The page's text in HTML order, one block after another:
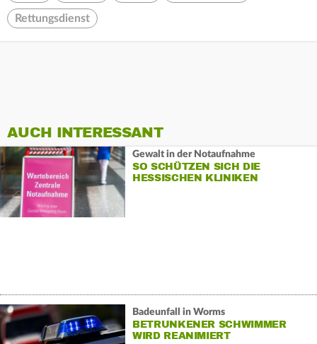
Rettungsdienst
AUCH INTERESSANT
Gewalt in der Notaufnahme
SO SCHÜTZEN SICH DIE
HESSISCHEN KLINIKEN
Badeunfall in Worms
BETRUNKENER SCHWIMMER
WIRD REANIMIERT